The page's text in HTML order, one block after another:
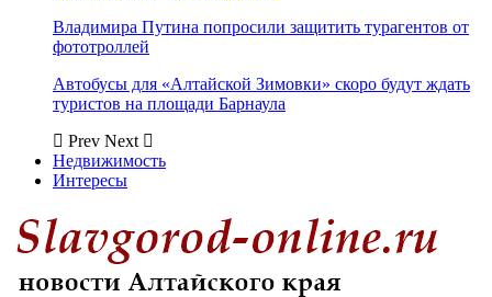
Владимира Путина попросили защитить турагентов от
фототроллей
Автобусы для «Алтайской Зимовки» скоро будут ждать
туристов на площади Барнаула
Prev Next
Недвижимость
Интересы